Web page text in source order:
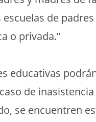
de
o privada.”
educativas
de
se encuentren